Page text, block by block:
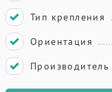
Тип крепления
Ориентация
Производитель